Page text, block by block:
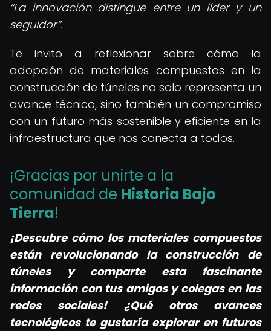
La innovación distingue entre un líder y un
seguidor .
Te invito a reflexionar sobre cómo la
adopción de materiales compuestos en la
construcción de túneles no solo representa un
avance técnico, sino también un compromiso
con un futuro más sostenible y eficiente en la
infraestructura que nos conecta a todos.
¡Gracias por unirte a la
comunidad de Historia Bajo
Tierra!
¡Descubre cómo los materiales compuestos
están revolucionando la construcción de
túneles y comparte esta fascinante
información con tus amigos y colegas en las
redes sociales! ¿Qué otros avances
tecnológicos te gustaría explorar en futuros